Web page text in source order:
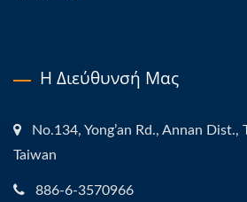
Η Διεύθυνσή Μας
No.134, Yong’an Rd., Annan Dist.,
Taiwan
886-6-3570966